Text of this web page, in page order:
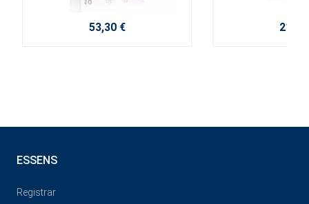
53,30 € 21,20
ESSENS
Registrar